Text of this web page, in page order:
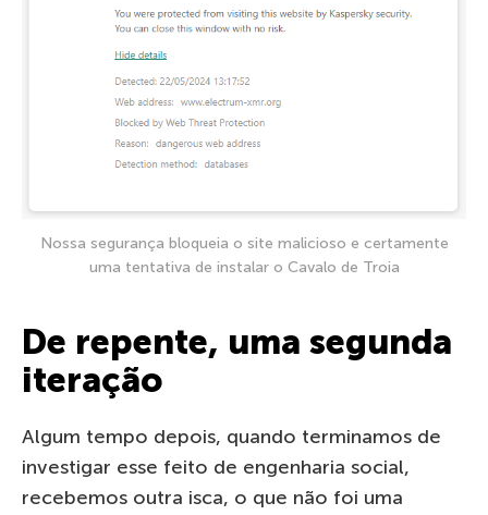
Nossa segurança bloqueia o site malicioso e certamente
uma tentativa de instalar o Cavalo de Troia
De repente, uma segunda
iteração
Algum tempo depois, quando terminamos de
investigar esse feito de engenharia social,
recebemos outra isca, o que não foi uma